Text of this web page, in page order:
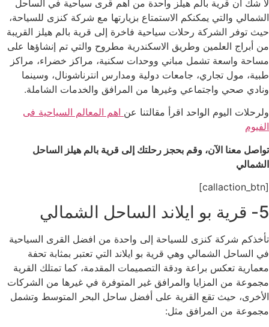
لا شك أن قرية بالم هيلز واحدة من أهم قرى سياحية في الساحل
الشمالي والتي يمكنكم الاستمتاع بزيارتها مع شركة كنزى للسياحة،
حيث توفر الشركة رحلات سياحية فاخرة إلى قرية بالم هيلز القريبة
من أبراج العلمين وطريق الاسكندرية مطروح والتي تم إنشاؤها على
مساحة واسعة تشمل مباني ووحدات سكنية، مراكز خضراء، مراكز
طبية، مول تجاري، جامعات دولية ومدارس انترناشونال، وسينما
ونادي صحي واجتماعي وغيرها من المرافق والخدمات الشاملة.
ولرحلات اليوم الواحد اقرأ مقالتنا عن اهم المعالم السياحية فى
الفيوم
تواصل معنا الآن، وقم بحجز رحلتك إلى قرية بالم هيلز الساحل
الشمالي
[callaction_btn]
5- قرية بو ايلاند الساحل الشمالي
تأخذكم شركة كنزى للسياحة إلى واحدة من افضل القرى السياحية
في الساحل الشمالي وهي قرية بو ايلاند التي تعتبر بمثابة تحفة
معمارية تعكس براعة ودقة التصميمات المقدمة، كما تمتلك القرية
مجموعة من المزايا والمرافق غير المتوفرة في غيرها من الشركات
الأخرى، حيث تقع القرية على أفضل ساحل البحر المتوسط وتشمل
مجموعة من المرافق مثل: